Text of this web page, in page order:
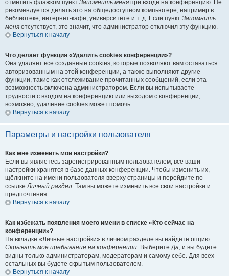
отметить флажком пункт Запомнить меня при входе на конференцию. Не
рекомендуется делать это на общедоступном компьютере, например в
библиотеке, интернет-кафе, университете и т. д. Если пункт Запомнить
меня отсутствует, это значит, что администратор отключил эту функцию.
Вернуться к началу
Что делает функция «Удалить cookies конференции»?
Она удаляет все созданные cookies, которые позволяют вам оставаться
авторизованным на этой конференции, а также выполняют другие
функции, такие как отслеживание прочитанных сообщений, если эта
возможность включена администратором. Если вы испытываете
трудности с входом на конференцию или выходом с конференции,
возможно, удаление cookies может помочь.
Вернуться к началу
Параметры и настройки пользователя
Как мне изменить мои настройки?
Если вы являетесь зарегистрированным пользователем, все ваши
настройки хранятся в базе данных конференции. Чтобы изменить их,
щёлкните на имени пользователя вверху страницы и перейдите по
ссылкеЛичный раздел. Там вы можете изменить все свои настройки и
предпочтения.
Вернуться к началу
Как избежать появления моего имени в списке «Кто сейчас на
конференции»?
На вкладке «Личные настройки» в личном разделе вы найдёте опцию
Скрывать моё пребывание на конференции. ВыберитеДа, и вы будете
видны только администраторам, модераторам и самому себе. Для всех
остальных вы будете скрытым пользователем.
Вернуться к началу